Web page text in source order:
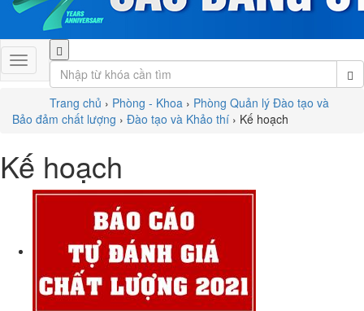
Trang chủ › Phòng - Khoa › Phòng Quản lý Đào tạo và
Bảo đảm chất lượng › Đào tạo và Khảo thí › Kế hoạch
Kế hoạch